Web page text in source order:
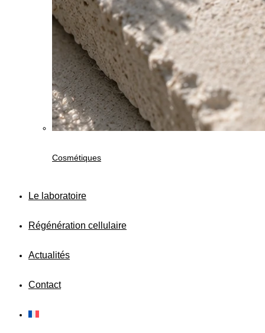
Cosmétiques
Le laboratoire
Régénération cellulaire
Actualités
Contact